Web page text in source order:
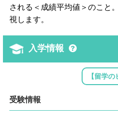
される＜成績平均値＞のこと
視します。
入学情報
【留学
受験情報